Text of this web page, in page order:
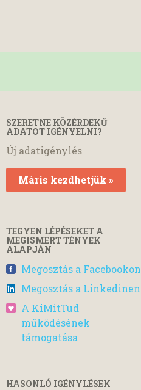
SZERETNE KÖZÉRDEKŰ
ADATOT IGÉNYELNI?
Új adatigénylés
Máris kezdhetjük »
TEGYEN LÉPÉSEKET A
MEGISMERT TÉNYEK
ALAPJÁN
Megosztás a Facebookon
Megosztás a Linkedinen
A KiMitTud
működésének
támogatása
HASONLÓ IGÉNYLÉSEK